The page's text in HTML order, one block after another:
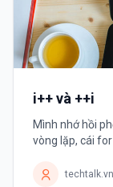
i++ và ++i
Mình nhớ hồi
vòng lặp, cái
faster but I...
techtalk.vn